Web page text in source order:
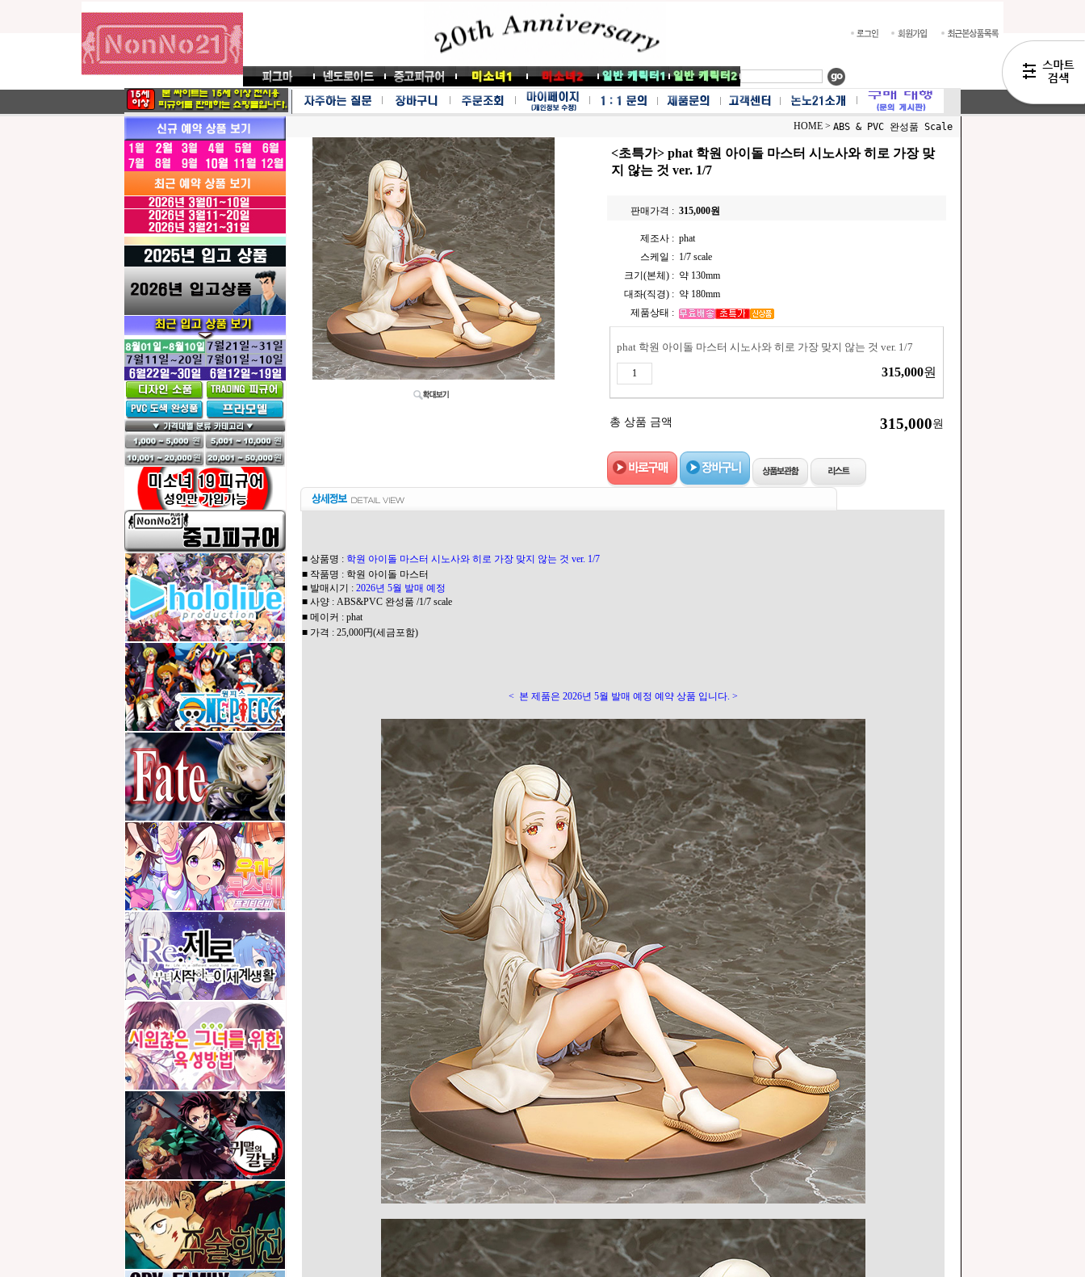
HOME > ABS & PVC 완성품 Scale
<초특가> phat 학원 아이돌 마스터 시노사와 히로 가장 맞
지 않는 것 ver. 1/7
판매가격 : 315,000원
제조사 : phat
스케일 : 1/7 scale
크기(본체) : 약 130mm
대좌(직경) : 약 180mm
제품상태 :
phat 학원 아이돌 마스터 시노사와 히로 가장 맞지 않는 것 ver. 1/7
315,000원
총 상품 금액 315,000원
■ 상품명 : 학원 아이돌 마스터 시노사와 히로 가장 맞지 않는 것 ver. 1/7
■ 작품명 : 학원 아이돌 마스터
■ 발매시기 : 2026년 5월 발매 예정
■ 사양 : ABS&PVC 완성품 /1/7 scale
■ 메이커 : phat
■ 가격 : 25,000円(세금포함)
< 본 제품은 2026년 5월 발매 예정 예약 상품 입니다. >